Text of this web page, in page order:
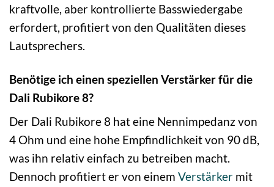
kraftvolle, aber kontrollierte Basswiedergabe
erfordert, profitiert von den Qualitäten dieses
Lautsprechers.
Benötige ich einen speziellen Verstärker für die
Dali Rubikore 8?
Der Dali Rubikore 8 hat eine Nennimpedanz von
4 Ohm und eine hohe Empfindlichkeit von 90 dB,
was ihn relativ einfach zu betreiben macht.
Dennoch profitiert er von einem Verstärker mit